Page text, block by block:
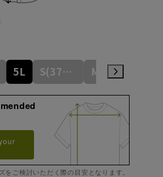
5L S(37cm) M(39cm)
をご検討いただく際の目安となります。